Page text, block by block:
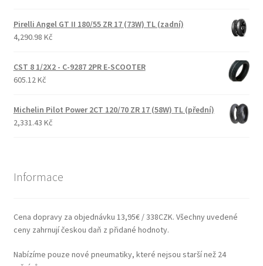
Pirelli Angel GT II 180/55 ZR 17 (73W) TL (zadní)
4,290.98 Kč
CST 8 1/2X2 - C-9287 2PR E-SCOOTER
605.12 Kč
Michelin Pilot Power 2CT 120/70 ZR 17 (58W) TL (přední)
2,331.43 Kč
Informace
Cena dopravy za objednávku 13,95€ / 338CZK. Všechny uvedené
ceny zahrnují českou daň z přidané hodnoty.
Nabízíme pouze nové pneumatiky, které nejsou starší než 24